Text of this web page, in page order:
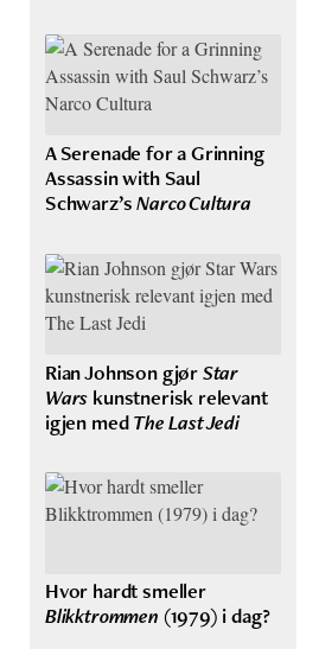
A Serenade for a Grinning
Assassin with Saul
Schwarz’sNarco Cultura
Rian Johnson gjørStar
Wars kunstnerisk relevant
igjen medThe Last Jedi
Hvor hardt smeller
Blikktrommen (1979) i dag?